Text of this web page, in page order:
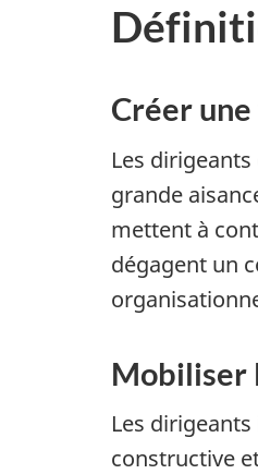
Créer
Les
grande
mettent à
dégagent un
Mobiliser
Les
constructive